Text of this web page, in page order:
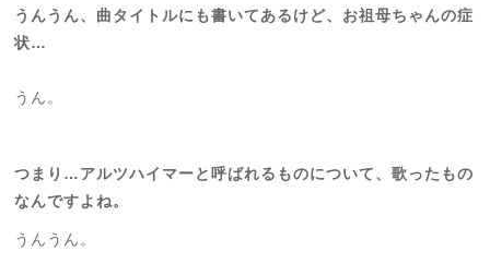
うんうん、曲タイトルにも書いてあるけど、お祖母ちゃんの症
状…
うん。
つまり…アルツハイマーと呼ばれるものについて、歌ったもの
なんですよね。
うんうん。